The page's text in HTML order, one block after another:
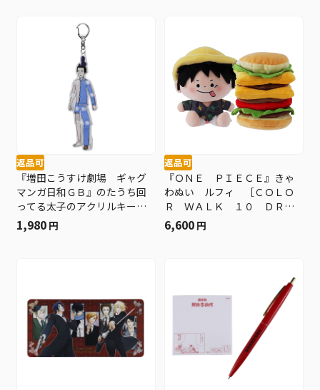
返品可
『増田こうすけ劇場 ギャグ
マンガ日和ＧＢ』のたうち回
ってる太子のアクリルキーホ
ルダー ＢＦ２
1,980 円
返品可
『ＯＮＥ ＰＩＥＣＥ』きゃ
わぬい ルフィ ［ＣＯＬＯ
Ｒ ＷＡＬＫ １０ ＤＲＡ
ＧＯＮ ＶＥＲ．］ ＢＤ２
−ＰＰＩ
6,600 円